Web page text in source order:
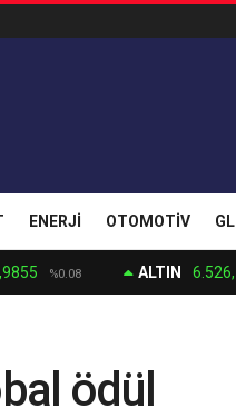
ENERJI OTOMOTIV
%0.08 ALTIN
ödül